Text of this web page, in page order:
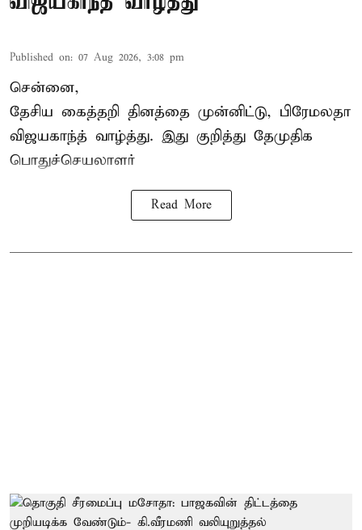
Published on: 07 Aug 2026, 3:08 pm
சென்னை,
தேசிய கைத்தறி தினத்தை முன்னிட்டு, பிரேமலதா
விஜயகாந்த் வாழ்த்து. இது குறித்து தேமுதிக
பொதுச்செயலாளர்
Read More